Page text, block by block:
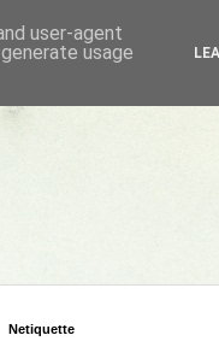
Netiquette
user-agent
usage